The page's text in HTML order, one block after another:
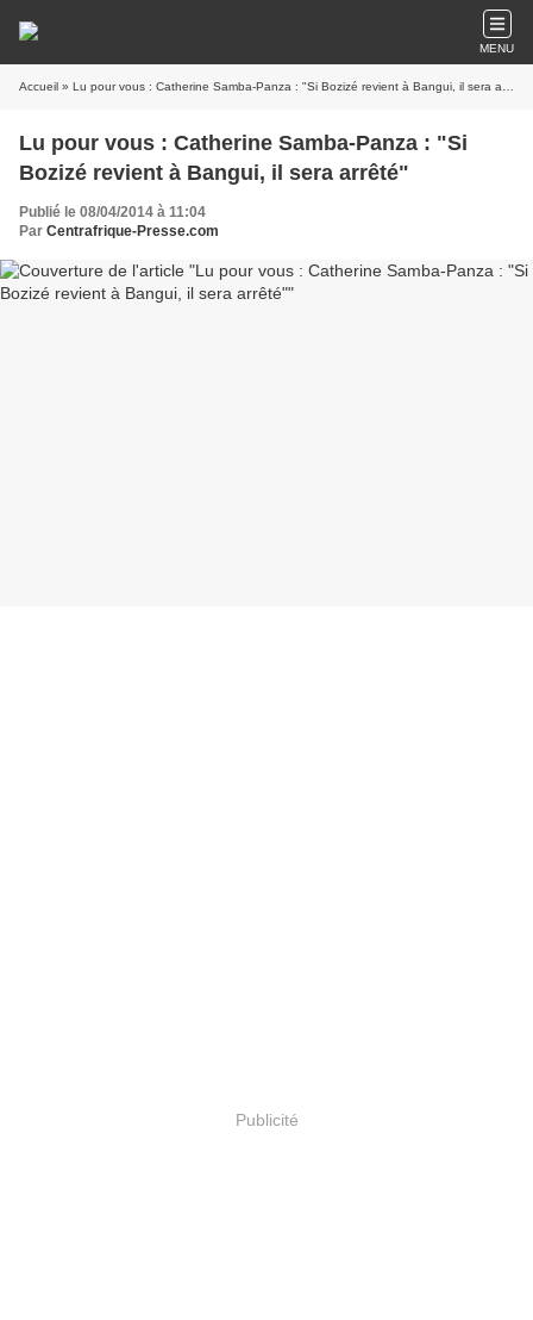
MENU
Accueil » Lu pour vous : Catherine Samba-Panza : "Si Bozizé revient à Bangui, il sera arrêté"
Lu pour vous : Catherine Samba-Panza : "Si
Bozizé revient à Bangui, il sera arrêté"
Publié le 08/04/2014 à 11:04
Par Centrafrique-Presse.com
Publicité